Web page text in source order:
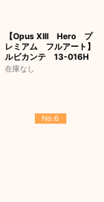
【Opus XIII Hero プ
レミアム フルアート】
ルビカンテ 13-016H
在庫なし
No.6